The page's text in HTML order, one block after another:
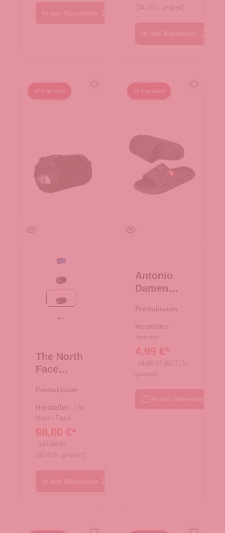
(34.55% gespart)
47 € gespart
Active blue
Evergreen-TNF Black
TNF Black
+7
The North
Face
e/Rucksac
k Base
Camp
Duffel S
TNF Black
Produktnumme
Hersteller: The
North Face
98,00 €*
145,00 €*
(32.41% gespart)
10 € gespart
Antonio
Damen
"Clou"
Dots
Größe
38/39 -
schwarz
Produktnumme
Hersteller:
Antonio
4,99 €*
14,99 €* (66.71%
gespart)